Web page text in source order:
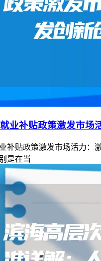
业补贴政策激发市场
补贴政策激发市场活力：
是在当